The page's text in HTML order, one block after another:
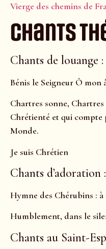
Vierge des chemins de
Chants
Chants de louange :
Bénis le Seigneur Ô mon
Chartres sonne,
Chrétienté et qui compte
Monde.
Je suis Chrétien
Chants d’adoration :
Hymne des Chérubins :
Humblement, dans le
Chants au Saint-